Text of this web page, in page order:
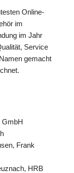
Online-
im
im Jahr
Service
gemacht
GmbH
Frank
HRB